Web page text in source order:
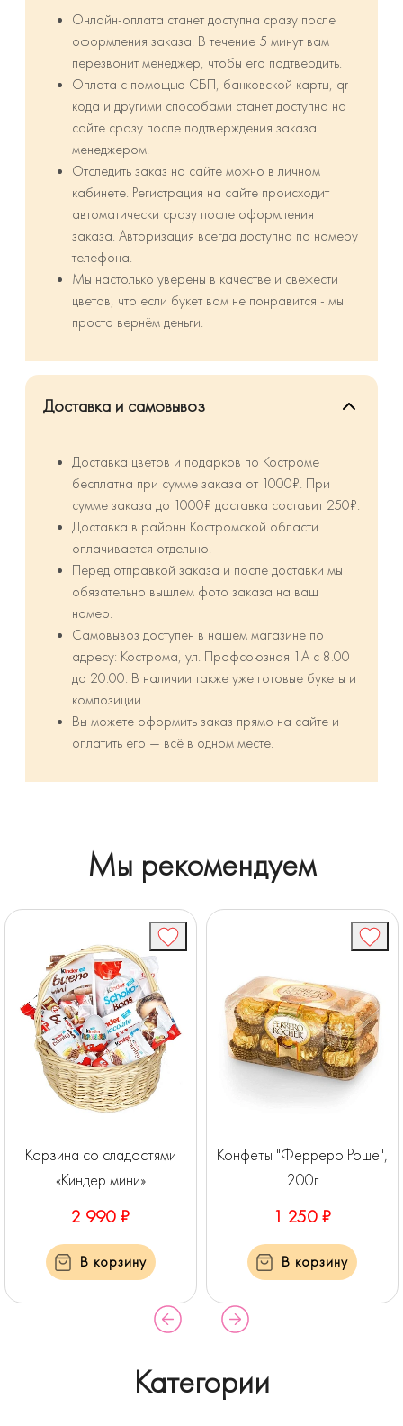
Онлайн-оплата станет доступна сразу после
оформления заказа. В течение 5 минут вам
перезвонит менеджер, чтобы его подтвердить.
Оплата с помощью СБП, банковской карты, qr-
кода и другими способами станет доступна на
сайте сразу после подтверждения заказа
менеджером.
Отследить заказ на сайте можно в личном
кабинете. Регистрация на сайте происходит
автоматически сразу после оформления
заказа. Авторизация всегда доступна по номеру
телефона.
Мы настолько уверены в качестве и свежести
цветов, что если букет вам не понравится - мы
просто вернём деньги.
Доставка и самовывоз
Доставка цветов и подарков по Костроме
бесплатна при сумме заказа от 1000₽. При
сумме заказа до 1000₽ доставка составит 250₽.
⁠Доставка в районы Костромской области
оплачивается отдельно.
Перед отправкой заказа и после доставки мы
обязательно вышлем фото заказа на ваш
номер.
Самовывоз доступен в нашем магазине по
адресу: Кострома, ул. Профсоюзная 1А с 8.00
до 20.00. В наличии также уже готовые букеты и
композиции.
Вы можете оформить заказ прямо на сайте и
оплатить его — всё в одном месте.
Мы рекомендуем
Корзина со сладостями
«Киндер мини»
2 990 ₽
В корзину
Конфеты "Ферреро Роше",
200г
1 250 ₽
В корзину
Категории